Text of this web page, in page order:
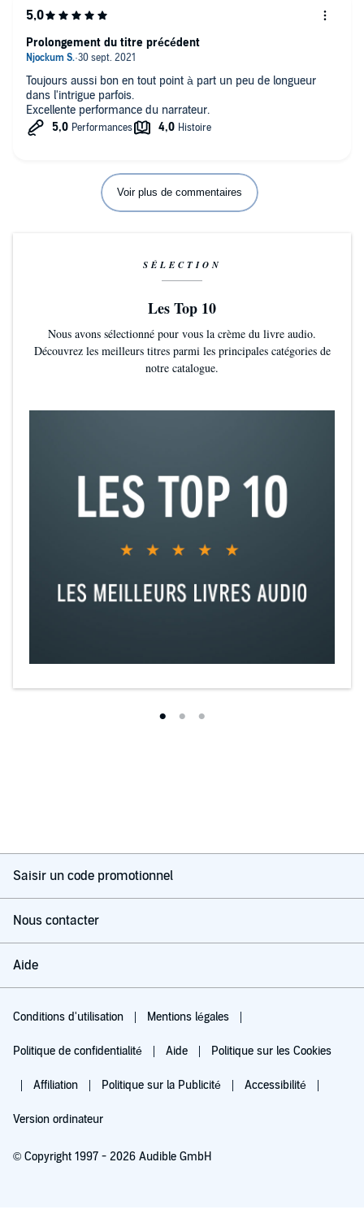
Toujours aussi bon en tout point à part un peu de longueur
dans l'intrigue parfois.
Excellente performance du narrateur.
Prolongement du titre précédent
Voir plus de commentaires
SÉLECTION
Les Top 10
Nous avons sélectionné pour vous la crème du livre audio.
Découvrez les meilleurs titres parmi les principales catégories de
notre catalogue.
Saisir un code promotionnel
Nous contacter
Aide
Conditions d'utilisation Mentions légales
Politique de confidentialité Aide Politique sur les Cookies
Affiliation Politique sur la Publicité Accessibilité
Version ordinateur
© Copyright 1997 - 2026 Audible GmbH